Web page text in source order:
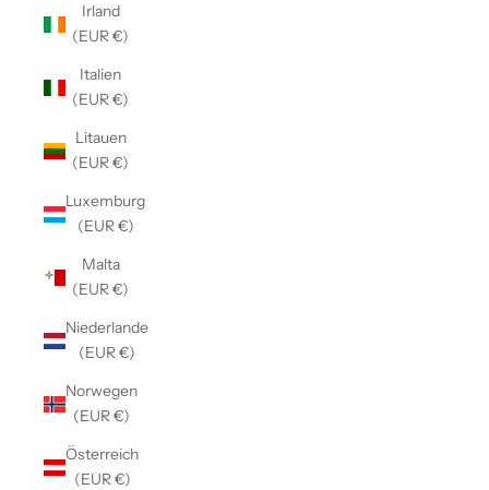
Irland
(EUR €)
Italien
(EUR €)
Litauen
(EUR €)
Luxemburg
(EUR €)
Malta
(EUR €)
Niederlande
(EUR €)
Norwegen
(EUR €)
Österreich
(EUR €)